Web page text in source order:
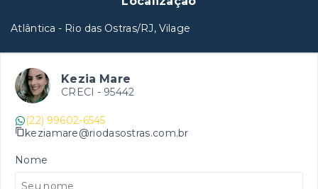
Atlântica - Rio das Ostras/RJ, Vilage
Kezia Mare
CRECI - 95442
(22) 99602-6545
keziamare@riodasostras.com.br
Nome